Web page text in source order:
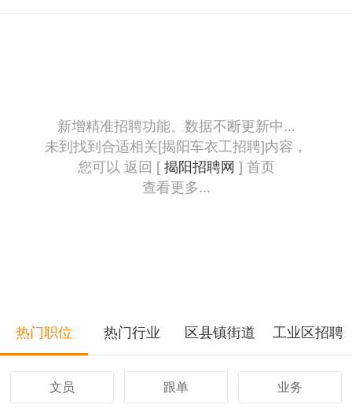
新增精准招聘功能、数据不断更新中...
未到找到合适相关[揭阳车衣工招聘]内容，
您可以 返回 [ 揭阳招聘网 ] 首页
查看更多...
热门职位 热门行业 区县镇街道 工业区招聘
文员 跟单 业务